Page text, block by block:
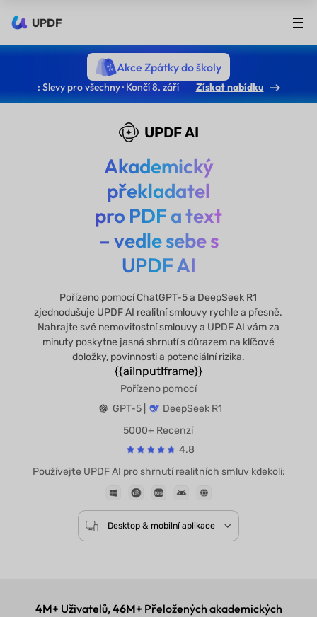
UPDF
Akce Zpátky do školy
: Slevy pro všechny · Končí 8. září Získat nabídku
UPDF AI
Akademický
překladatel
pro PDF a text
– vedle sebe s
UPDF AI
Pořízeno pomocí ChatGPT-5 a DeepSeek R1
zjednodušuje UPDF AI realitní smlouvy rychle a přesně.
Nahrajte své nemovitostní smlouvy a UPDF AI vám za
minuty poskytne jasná shrnutí s důrazem na klíčové
doložky, povinnosti a potenciální rizika.
{{aiInputIframe}}
DeepSeek R1
5000+ Recenzí
4.8
Používejte UPDF AI pro shrnutí realitních smluv
4M+ Uživatelů,46M+ Přeložených akademických